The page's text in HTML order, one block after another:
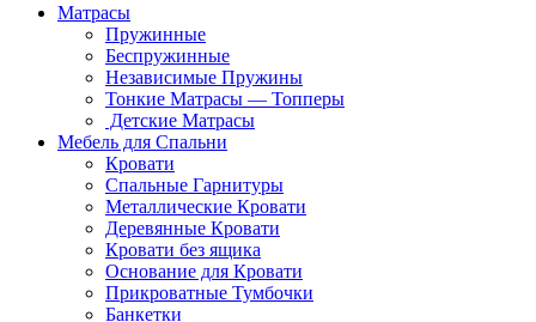
Матрасы
Пружинные
Беспружинные
Независимые Пружины
Тонкие Матрасы — Топперы
Детские Матрасы
Мебель для Спальни
Кровати
Спальные Гарнитуры
Металлические Кровати
Деревянные Кровати
Кровати без ящика
Основание для Кровати
Прикроватные Тумбочки
Банкетки